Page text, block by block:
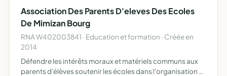
Association Des Parents D'eleves Des Ecoles
De Mimizan Bourg
RNA W402003841 · Education et formation · Créée en
2014
Défendre les intérêts moraux et matériels communs aux
parents d'élèves soutenir les écoles dans l'organisation et